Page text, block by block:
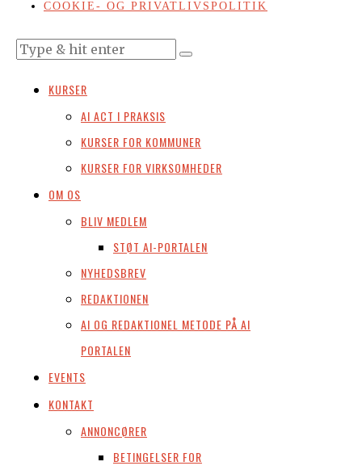
COOKIE- OG PRIVATLIVSPOLITIK
KURSER
AI ACT I PRAKSIS
KURSER FOR KOMMUNER
KURSER FOR VIRKSOMHEDER
OM OS
BLIV MEDLEM
STØT AI-PORTALEN
NYHEDSBREV
REDAKTIONEN
AI OG REDAKTIONEL METODE PÅ AI
PORTALEN
EVENTS
KONTAKT
ANNONCØRER
BETINGELSER FOR